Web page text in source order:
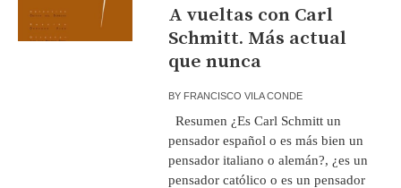
A vueltas con Carl
Schmitt. Más actual
que nunca
BY FRANCISCO VILA CONDE
Resumen ¿Es Carl Schmitt un
pensador español o es más bien un
pensador italiano o alemán?, ¿es un
pensador católico o es un pensador